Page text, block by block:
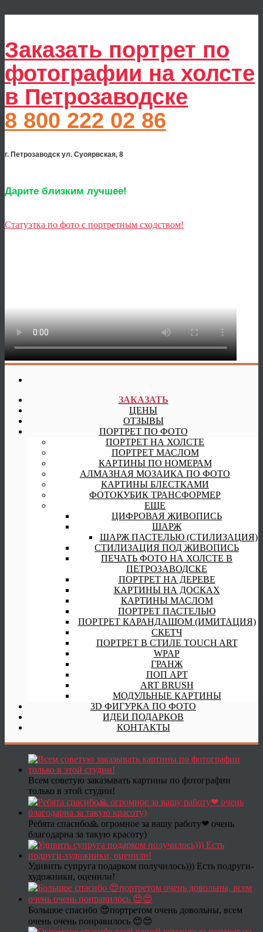
Заказать портрет по
фотографии на холсте
в Петрозаводске
8 800 222 02 86
г. Петрозаводск ул. Суоярвская, 8
Дарите близким лучшее!
Статуэтка по фото с портретным сходством!
ЗАКАЗАТЬ
ЦЕНЫ
ОТЗЫВЫ
ПОРТРЕТ ПО ФОТО
ПОРТРЕТ НА ХОЛСТЕ
ПОРТРЕТ МАСЛОМ
КАРТИНЫ ПО НОМЕРАМ
АЛМАЗНАЯ МОЗАИКА ПО ФОТО
КАРТИНЫ БЛЕСТКАМИ
ФОТОКУБИК ТРАНСФОРМЕР
ЕЩЕ
ЦИФРОВАЯ ЖИВОПИСЬ
ШАРЖ
ШАРЖ ПАСТЕЛЬЮ (СТИЛИЗАЦИЯ)
СТИЛИЗАЦИЯ ПОД ЖИВОПИСЬ
ПЕЧАТЬ ФОТО НА ХОЛСТЕ В
ПЕТРОЗАВОДСКЕ
ПОРТРЕТ НА ДЕРЕВЕ
КАРТИНЫ НА ДОСКАХ
КАРТИНЫ МАСЛОМ
ПОРТРЕТ ПАСТЕЛЬЮ
ПОРТРЕТ КАРАНДАШОМ (ИМИТАЦИЯ)
СКЕТЧ
ПОРТРЕТ В СТИЛЕ TOUCH ART
WPAP
ГРАНЖ
ПОП АРТ
ART BRUSH
МОДУЛЬНЫЕ КАРТИНЫ
3D ФИГУРКА ПО ФОТО
ИДЕИ ПОДАРКОВ
КОНТАКТЫ
Всем советую заказывать картины по фотографии
только в этой студии!
Ребята спасибо🙏 огромное за вашу работу❤ очень
благодарна за такую красоту)
Удивить супруга подарком получилось))) Есть подруги-
художники, оценили!
Большое спасибо 😍портретом очень довольны, всем
очень очень понравилось 😍😍